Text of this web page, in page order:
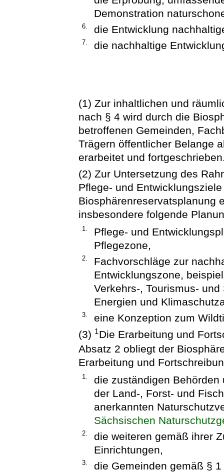
Demonstration
6. die Entwicklung
7. die nachhaltige
(1) Zur inhaltlichen und
nach § 4 wird durch die
betroffenen Gemeinden,
Trägern öffentlicher Belange
erarbeitet und
(2) Zur Untersetzung des
Pflege- und
Biosphärenreservatsplanung
insbesondere folgende
1.
Pflege- und
Pflegezone,
2.
Fachvorschläge zur
Entwicklungszone,
Verkehrs-, Tourismus-
Energien und
3.
eine Konzeption zum
(3) 1Die Erarbeitung und
Absatz 2 obliegt der
Erarbeitung und
1.
die zuständigen
der Land-, Forst- und
anerkannten
Sächsischen
2.
die weiteren gemäß ihrer
Einrichtungen,
3. die Gemeinden gemäß §